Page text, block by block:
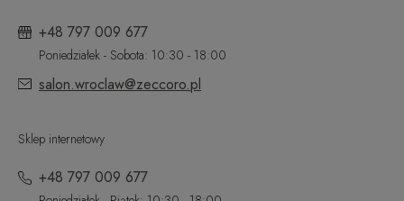
+48 797 009 677
Poniedziałek - Sobota: 10:30 - 18:00
salon.wroclaw@zeccoro.pl
Sklep internetowy
+48 797 009 677